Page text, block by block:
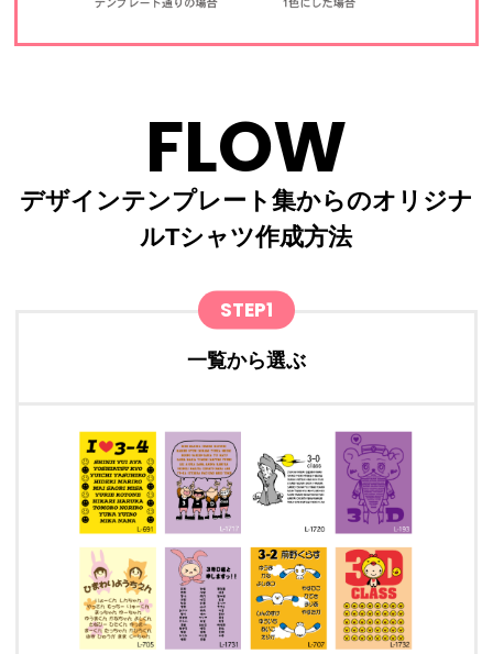
FLOW
デザインテンプレート集からのオリジナ
ルTシャツ作成方法
STEP1
一覧から選ぶ